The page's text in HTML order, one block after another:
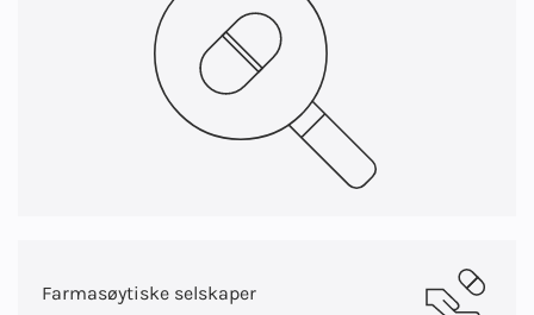
Farmasøytiske selskaper